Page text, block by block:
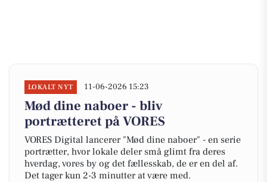
LOKALT NYT 11-06-2026 15:23
Mød dine naboer - bliv
portrætteret på VORES
VORES Digital lancerer "Mød dine naboer" - en serie
portrætter, hvor lokale deler små glimt fra deres
hverdag, vores by og det fællesskab, de er en del af.
Det tager kun 2-3 minutter at være med.